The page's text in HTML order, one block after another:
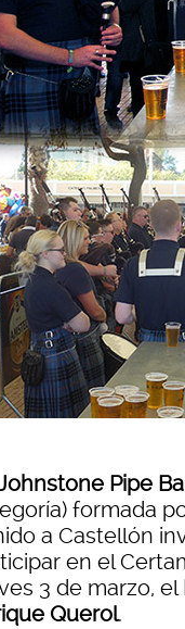
Pipe
formada
a Castellón
en el
3 de marzo, el
Querol.